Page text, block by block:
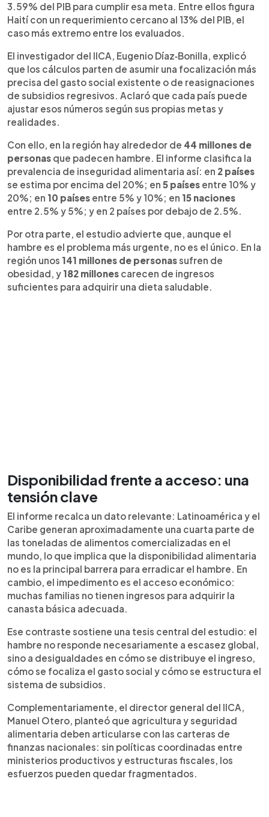
3.59% del PIB para cumplir esa meta. Entre ellos figura
Haití con un requerimiento cercano al 13% del PIB, el
caso más extremo entre los evaluados.
El investigador del IICA, Eugenio Díaz‑Bonilla, explicó
que los cálculos parten de asumir una focalización más
precisa del gasto social existente o de reasignaciones
de subsidios regresivos. Aclaró que cada país puede
ajustar esos números según sus propias metas y
realidades.
Con ello, en la región hay alrededor de 44 millones de
personas que padecen hambre. El informe clasifica la
prevalencia de inseguridad alimentaria así: en 2 países
se estima por encima del 20%; en 5 países entre 10% y
20%; en 10 países entre 5% y 10%; en 15 naciones
entre 2.5% y 5%; y en 2 países por debajo de 2.5%.
Por otra parte, el estudio advierte que, aunque el
hambre es el problema más urgente, no es el único. En la
región unos 141 millones de personassufren de
obesidad, y 182 millones carecen de ingresos
suficientes para adquirir una dieta saludable.
Disponibilidad frente a acceso: una
tensión clave
El informe recalca un dato relevante: Latinoamérica y el
Caribe generan aproximadamente una cuarta parte de
las toneladas de alimentos comercializadas en el
mundo, lo que implica que la disponibilidad alimentaria
no es la principal barrera para erradicar el hambre. En
cambio, el impedimento es el acceso económico:
muchas familias no tienen ingresos para adquirir la
canasta básica adecuada.
Ese contraste sostiene una tesis central del estudio: el
hambre no responde necesariamente a escasez global,
sino a desigualdades en cómo se distribuye el ingreso,
cómo se focaliza el gasto social y cómo se estructura el
sistema de subsidios.
Complementariamente, el director general del IICA,
Manuel Otero, planteó que agricultura y seguridad
alimentaria deben articularse con las carteras de
finanzas nacionales: sin políticas coordinadas entre
ministerios productivos y estructuras fiscales, los
esfuerzos pueden quedar fragmentados.